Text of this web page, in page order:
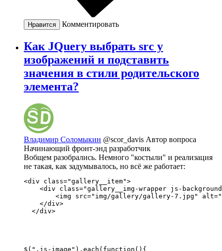
Нравится Комментировать
Как JQuery выбрать src у
изображений и подставить
значения в стили родительского
элемента?
Владимир Соломыкин @scor_davis Автор вопроса
Начинающий фронт-энд разработчик
Вобщем разобрались. Немного "костыли" и реализация
не такая, как задумывалось, но всё же работает:
<div class="gallery__item">
<div class="gallery__img-wrapper js-
    </div>
  </div>
$(".js-image").each(function(){